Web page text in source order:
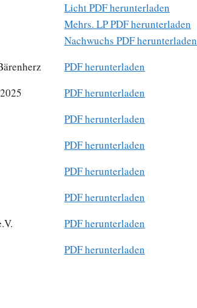
Licht PDF herunterladen
Mehrs. LP PDF herunterladen
Nachwuchs PDF herunterladen
PDF herunterladen
PDF herunterladen
PDF herunterladen
PDF herunterladen
PDF herunterladen
PDF herunterladen
PDF herunterladen
PDF herunterladen